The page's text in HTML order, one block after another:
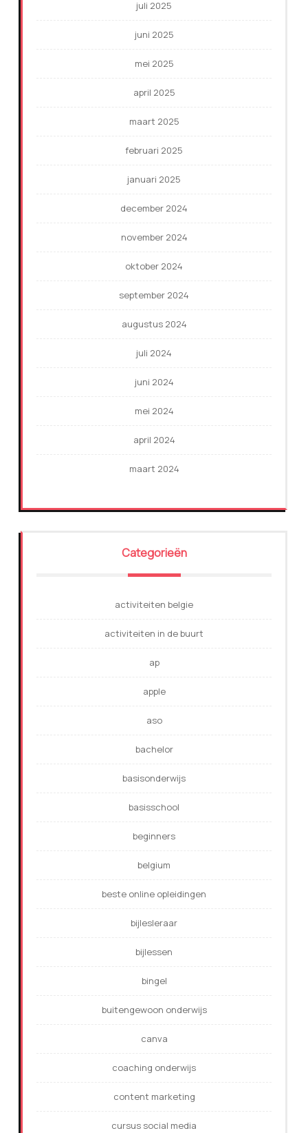
juli 2025
juni 2025
mei 2025
april 2025
maart 2025
februari 2025
januari 2025
december 2024
november 2024
oktober 2024
september 2024
augustus 2024
juli 2024
juni 2024
mei 2024
april 2024
maart 2024
Categorieën
activiteiten belgie
activiteiten in de buurt
ap
apple
aso
bachelor
basisonderwijs
basisschool
beginners
belgium
beste online opleidingen
bijlesleraar
bijlessen
bingel
buitengewoon onderwijs
canva
coaching onderwijs
content marketing
cursus social media